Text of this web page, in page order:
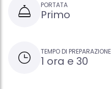
PORTATA
Primo
TEMPO DI PREPARAZIONE
1 ora e 30